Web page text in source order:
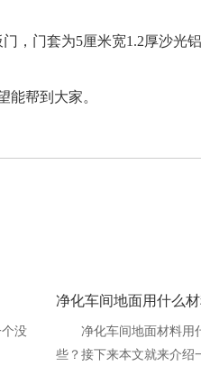
，门套为5厘米宽1.2厚沙光铝
帮到大家。
个没
净化车间地面用什么
净化车间地面材料用
些？接下来本文就来介